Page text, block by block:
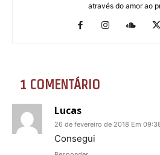
através do amor ao
1 COMENTÁRIO
Lucas
26 de fevereiro de 2018 Em
Consegui